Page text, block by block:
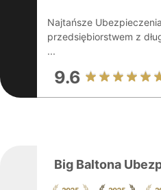
Najtańsze
przedsiębiorstwem z
...
9.6
Big Baltona